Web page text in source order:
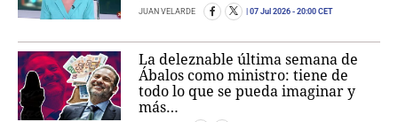
JUAN VELARDE 07 Jul 2026 - 20:00 CET
La deleznable última semana de
Ábalos como ministro: tiene de
todo lo que se pueda imaginar y
más…